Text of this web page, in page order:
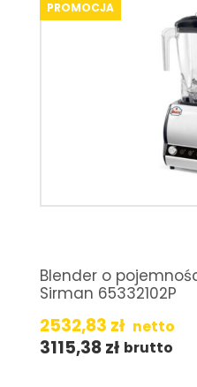
PROMOCJA
Blender o
Sirman 65332102P
2532,83 zł netto
3115,38zł brutto